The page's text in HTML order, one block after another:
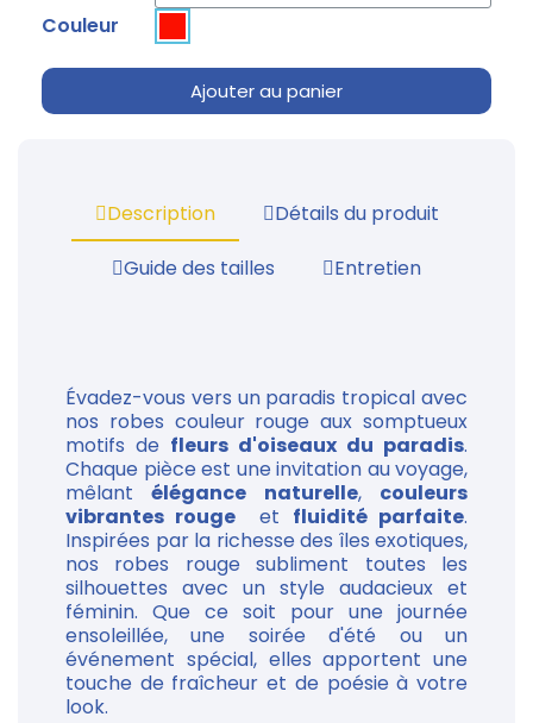
Couleur
Ajouter au panier
Description
Détails du produit
Guide des tailles
Entretien
Évadez-vous vers un paradis tropical avec
nos robes couleur rouge aux somptueux
motifs de fleurs d'oiseaux du paradis.
Chaque pièce est une invitation au voyage,
mêlantélégance naturelle, couleurs
vibrantes rouge
et fluidité parfaite.
Inspirées par la richesse des îles exotiques,
nos robes rouge subliment toutes les
silhouettes avec un style audacieux et
féminin. Que ce soit pour une journée
ensoleillée, une soirée d'été ou un
événement spécial, elles apportent une
touche de fraîcheur et de poésie à votre
look.